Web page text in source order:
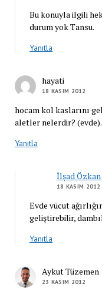
Bu konuyla ilgili
durum yok Tansu.
Yanıtla
hayati
18 KASIM 2012
hocam kol kaslarını
aletler nelerdir?
Yanıtla
İlşad
18 KASIM 2012
Evde vücut
geliştirebilir,
Yanıtla
Aykut Tüzemen
23 KASIM 2012